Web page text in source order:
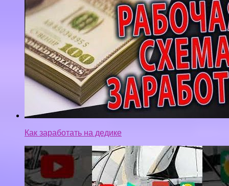
Как заработать на дедике